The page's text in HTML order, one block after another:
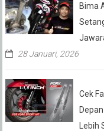
Bima
28 Januari, 2026
Cek
Lebih